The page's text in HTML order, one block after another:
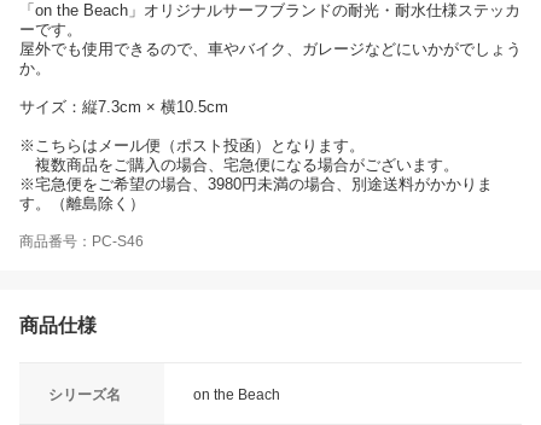
「on the Beach」オリジナルサーフブランドの耐光・耐水仕様ステッカ
ーです。
屋外でも使用できるので、車やバイク、ガレージなどにいかがでしょう
か。
サイズ：縦7.3cm × 横10.5cm
※こちらはメール便（ポスト投函）となります。
複数商品をご購入の場合、宅急便になる場合がございます。
※宅急便をご希望の場合、3980円未満の場合、別途送料がかかりま
す。（離島除く）
商品番号：PC-S46
商品仕様
シリーズ名 on the Beach